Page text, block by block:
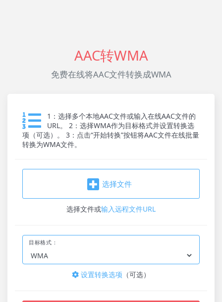
AAC转WMA
免费在线将AAC文件转换成WMA
1：选择多个本地AAC文件或输入在线AAC文件的
URL。 2：选择WMA作为目标格式并设置转换选
项（可选）。 3：点击“开始转换”按钮将AAC文件在线批量
转换为WMA文件。
选择文件
选择文件或输入远程文件URL
目标格式：
设置转换选项 （可选）